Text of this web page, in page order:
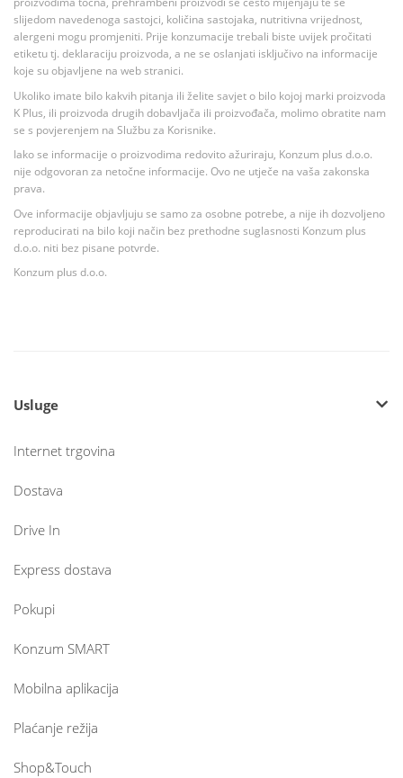
slijedom navedenoga sastojci, količina sastojaka, nutritivna vrijednost,
alergeni mogu promjeniti. Prije konzumacije trebali biste uvijek pročitati
etiketu tj. deklaraciju proizvoda, a ne se oslanjati isključivo na informacije
koje su objavljene na web stranici.
Ukoliko imate bilo kakvih pitanja ili želite savjet o bilo kojoj marki proizvoda
K Plus, ili proizvoda drugih dobavljača ili proizvođača, molimo obratite nam
se s povjerenjem na Službu za Korisnike.
Iako se informacije o proizvodima redovito ažuriraju, Konzum plus d.o.o.
nije odgovoran za netočne informacije. Ovo ne utječe na vaša zakonska
prava.
Ove informacije objavljuju se samo za osobne potrebe, a nije ih dozvoljeno
reproducirati na bilo koji način bez prethodne suglasnosti Konzum plus
d.o.o. niti bez pisane potvrde.
Konzum plus d.o.o.
Usluge
Internet trgovina
Dostava
Drive In
Express dostava
Pokupi
Konzum SMART
Mobilna aplikacija
Plaćanje režija
Shop&Touch